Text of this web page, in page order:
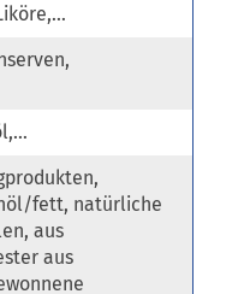
fett, natürliche
aus
aus